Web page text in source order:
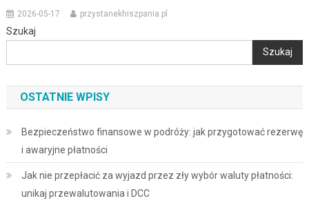
2026-05-17 przystanekhiszpania.pl
Szukaj
Szukaj
OSTATNIE WPISY
Bezpieczeństwo finansowe w podróży: jak przygotować rezerwę
i awaryjne płatności
Jak nie przepłacić za wyjazd przez zły wybór waluty płatności:
unikaj przewalutowania i DCC